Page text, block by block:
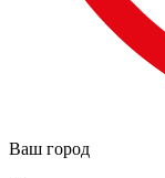
Ваш город